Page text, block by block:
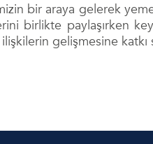
bir araya gelerek
birlikte paylaşırken
gelişmesine katkı